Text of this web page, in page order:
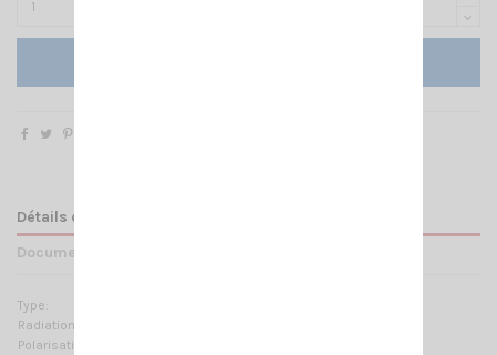
Détails du produit
Documents joints
Type:
Radiation:
Polarisation: